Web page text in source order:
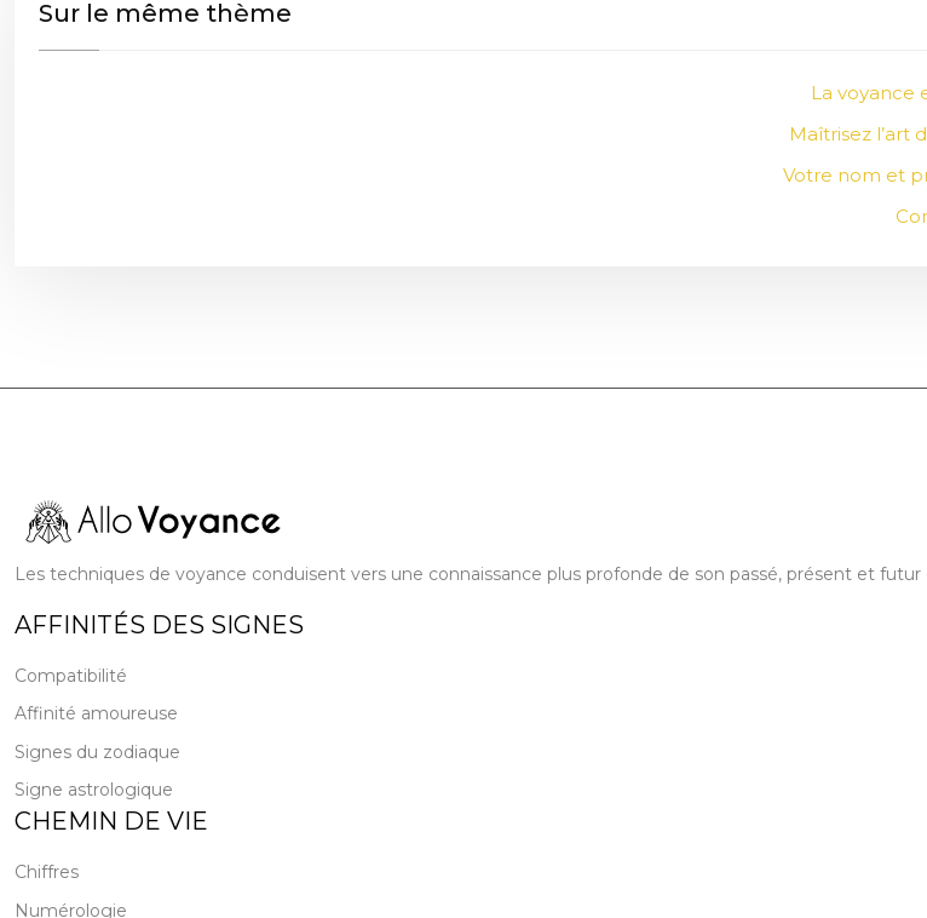
Sur le même thème
La voyance
Maîtrisez l’art
Votre nom et
Les techniques de voyance conduisent vers une connaissance plus profonde de son passé, présent et
AFFINITÉS DES SIGNES
Compatibilité
Affinité amoureuse
Signes du zodiaque
Signe astrologique
CHEMIN DE VIE
Chiffres
Numérologie